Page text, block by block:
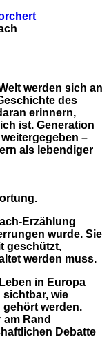
werden sich an
des
erinnern,
ist. Generation
–
als lebendiger
Erzählung
wurde. Sie
geschützt,
werden muss.
in Europa
wie
werden.
Rand
Debatte